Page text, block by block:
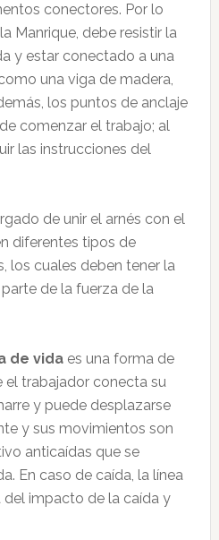
conectores. Por lo
Manrique, debe resistir la
y estar conectado a una
una viga de madera,
los puntos de anclaje
comenzar el trabajo; al
las instrucciones del
de unir el arnés con el
diferentes tipos de
los cuales deben tener la
de la fuerza de la
de vidaes una forma de
el trabajador conecta su
y puede desplazarse
y sus movimientos son
anticaídas que se
En caso de caída, la línea
del impacto de la caída y